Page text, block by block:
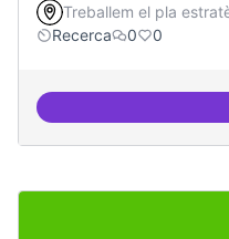
Treballem el pla
Recerca
0 0